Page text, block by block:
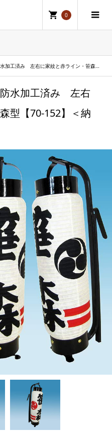
0
に家紋と赤ライン・笹森型【70-152】＜納期：約３週間＞
水加工済み 左右
型【70-152】＜納